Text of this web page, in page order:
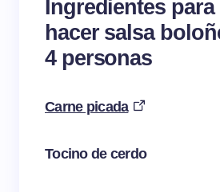
Ingredientes
hacer salsa
4 personas
Carne picada
Tocino de cerdo